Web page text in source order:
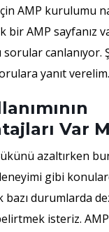
AMP kurulumu
bir AMP sayfanız
sorular canlanıyor.
yanıt verelim.
Var
azaltırken
deneyimi gibi
bazı durumlarda
isteriz.